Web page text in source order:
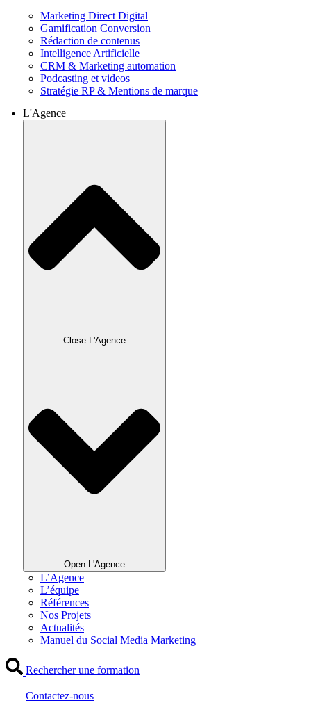
Marketing Direct Digital
Gamification Conversion
Rédaction de contenus
Intelligence Artificielle
CRM & Marketing automation
Podcasting et videos
Stratégie RP & Mentions de marque
L'Agence
Close L'Agence
Open L'Agence
L’Agence
L’équipe
Références
Nos Projets
Actualités
Manuel du Social Media Marketing
Rechercher une formation
Contactez-nous